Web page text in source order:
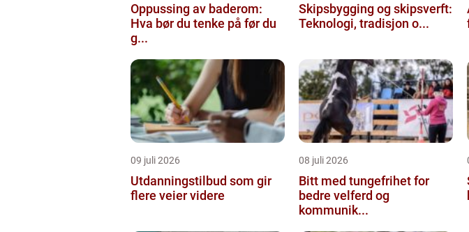
Oppussing av baderom:
Hva bør du tenke på før du
g...
Skipsbygging og skipsverft:
Teknologi, tradisjon o...
09 juli 2026
Utdanningstilbud som gir
flere veier videre
08 juli 2026
Bitt med tungefrihet for
bedre velferd og
kommunik...